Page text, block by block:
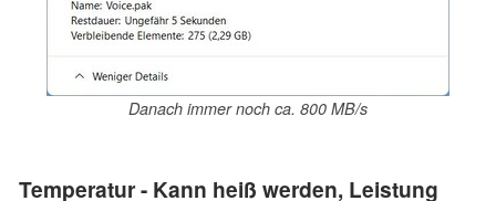
Danach immer noch ca. 800 MB/s
Temperatur - Kann heiß werden, Leistung